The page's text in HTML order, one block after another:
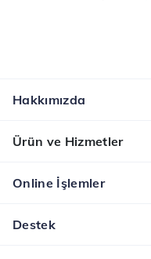
Hakkımızda
Ürün ve Hizmetler
Online İşlemler
Destek